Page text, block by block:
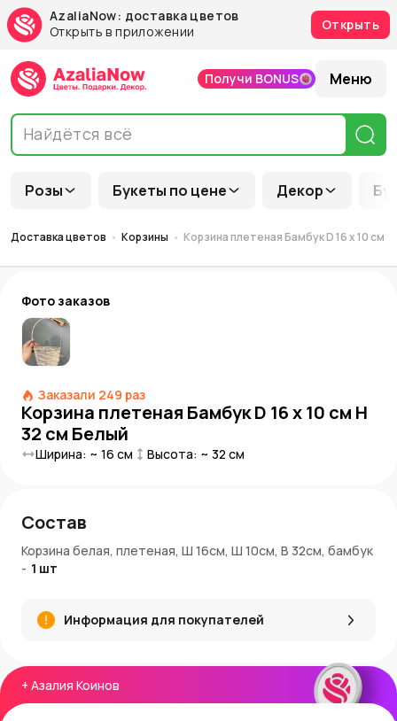
AzaliaNow: доставка цветов
Открыть в приложении
Открыть
Розы Букеты по цене Декор
Получи BONUS Меню
Доставка цветов Корзины Корзина плетеная Бамбук D 16 x 10 см
Фото заказов
Заказали 249 раз
Корзина плетеная Бамбук D 16 x 10 см H
32 см Белый
Ширина: ~ 16 см Высота: ~ 32 см
+ Азалия Коинов
Состав
Корзина белая, плетеная, Ш 16см, Ш 10см, В 32см, бамбук
- 1 шт
Информация для покупателей